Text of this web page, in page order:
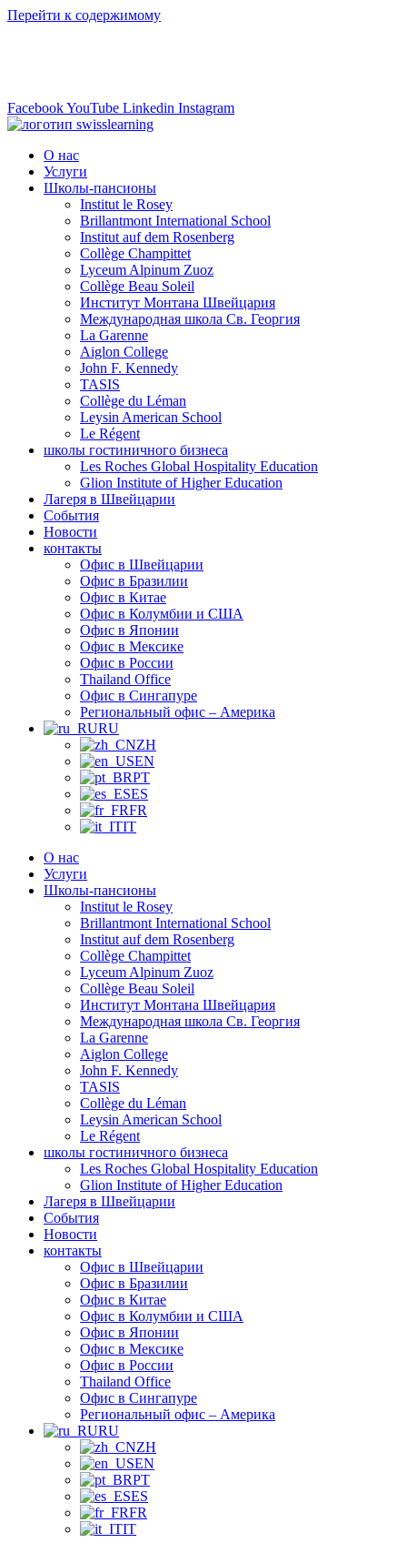
Перейти к содержимому
FacebookYouTube Linkedin Instagram
О нас
Услуги
Школы-пансионы
Institut le Rosey
Brillantmont International School
Institut auf dem Rosenberg
Collège Champittet
Lyceum Alpinum Zuoz
Collège Beau Soleil
Институт Монтана Швейцария
Международная школа Св. Георгия
La Garenne
Aiglon College
John F. Kennedy
TASIS
Collège du Léman
Leysin American School
Le Régent
школы гостиничного бизнеса
Les Roches Global Hospitality Education
Glion Institute of Higher Education
Лагеря в Швейцарии
События
Новости
контакты
Офис в Швейцарии
Офис в Бразилии
Офис в Китае
Офис в Колумбии и США
Офис в Японии
Офис в Мексике
Офис в России
Thailand Office
Офис в Сингапуре
Региональный офис – Америка
RU
ZH
EN
PT
ES
FR
IT
О нас
Услуги
Школы-пансионы
Institut le Rosey
Brillantmont International School
Institut auf dem Rosenberg
Collège Champittet
Lyceum Alpinum Zuoz
Collège Beau Soleil
Институт Монтана Швейцария
Международная школа Св. Георгия
La Garenne
Aiglon College
John F. Kennedy
TASIS
Collège du Léman
Leysin American School
Le Régent
школы гостиничного бизнеса
Les Roches Global Hospitality Education
Glion Institute of Higher Education
Лагеря в Швейцарии
События
Новости
контакты
Офис в Швейцарии
Офис в Бразилии
Офис в Китае
Офис в Колумбии и США
Офис в Японии
Офис в Мексике
Офис в России
Thailand Office
Офис в Сингапуре
Региональный офис – Америка
RU
ZH
EN
PT
ES
FR
IT